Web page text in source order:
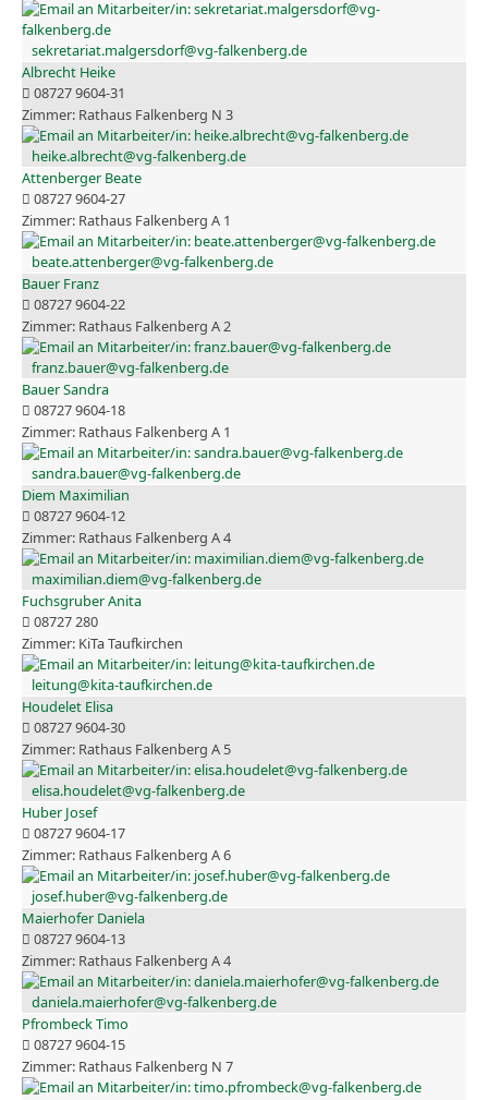
sekretariat.malgersdorf@vg-falkenberg.de
Albrecht Heike
08727 9604-31
Rathaus Falkenberg N 3
heike.albrecht@vg-falkenberg.de
Attenberger Beate
08727 9604-27
Rathaus Falkenberg A 1
beate.attenberger@vg-falkenberg.de
Bauer Franz
08727 9604-22
Rathaus Falkenberg A 2
franz.bauer@vg-falkenberg.de
Bauer Sandra
08727 9604-18
Rathaus Falkenberg A 1
sandra.bauer@vg-falkenberg.de
Diem Maximilian
08727 9604-12
Rathaus Falkenberg A 4
maximilian.diem@vg-falkenberg.de
Fuchsgruber Anita
08727 280
KiTa Taufkirchen
leitung@kita-taufkirchen.de
Houdelet Elisa
08727 9604-30
Rathaus Falkenberg A 5
elisa.houdelet@vg-falkenberg.de
Huber Josef
08727 9604-17
Rathaus Falkenberg A 6
josef.huber@vg-falkenberg.de
Maierhofer Daniela
08727 9604-13
Rathaus Falkenberg A 4
daniela.maierhofer@vg-falkenberg.de
Pfrombeck Timo
08727 9604-15
Rathaus Falkenberg N 7